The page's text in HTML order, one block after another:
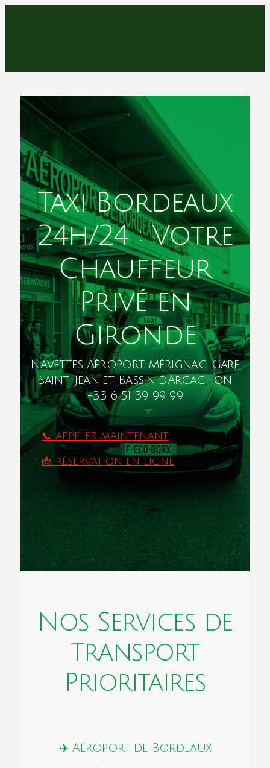
Taxi Bordeaux
24h/24 : Votre
Chauffeur
Privé en
Gironde
Navettes Aéroport Mérignac, Gare
Saint-Jean et Bassin d'Arcachon
+33 6 51 39 99 99
📞 APPELER MAINTENANT
📩 RÉSERVATION EN LIGNE
Nos Services de
Transport
Prioritaires
✈️ Aéroport de Bordeaux